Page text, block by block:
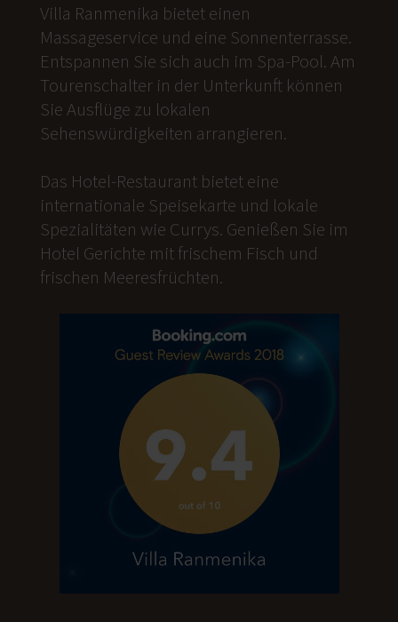
Villa Ranmenika bietet einen
Massageservice und eine Sonnenterrasse.
Entspannen Sie sich auch im Spa-Pool. Am
Tourenschalter in der Unterkunft können
Sie Ausflüge zu lokalen
Sehenswürdigkeiten arrangieren.
Das Hotel-Restaurant bietet eine
internationale Speisekarte und lokale
Spezialitäten wie Currys. Genießen Sie im
Hotel Gerichte mit frischem Fisch und
frischen Meeresfrüchten.